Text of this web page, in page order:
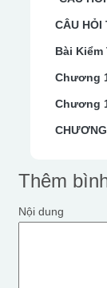
CÂU HỎI
Bài Kiểm
Chương
Chương
Thêm
Nội dung